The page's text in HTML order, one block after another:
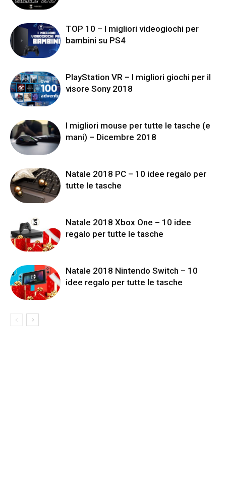
TOP 10 – I migliori videogiochi per
bambini su PS4
PlayStation VR – I migliori giochi per il
visore Sony 2018
I migliori mouse per tutte le tasche (e
mani) – Dicembre 2018
Natale 2018 PC – 10 idee regalo per
tutte le tasche
Natale 2018 Xbox One – 10 idee
regalo per tutte le tasche
Natale 2018 Nintendo Switch – 10
idee regalo per tutte le tasche